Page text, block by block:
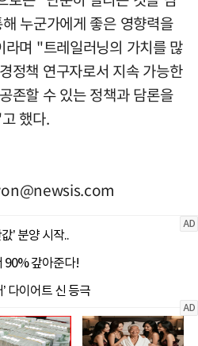
누군가에게 좋은 영향력을
며 "트레일러닝의 가치를 많
정책 연구자로서 지속 가능한
존할 수 있는 정책과 담론을
했다.